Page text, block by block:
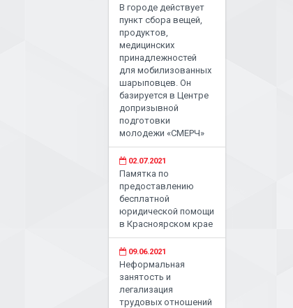
В городе действует
пункт сбора вещей,
продуктов,
медицинских
принадлежностей
для мобилизованных
шарыповцев. Он
базируется в Центре
допризывной
подготовки
молодежи «СМЕРЧ»
02.07.2021
Памятка по
предоставлению
бесплатной
юридической помощи
в Красноярском крае
09.06.2021
Неформальная
занятость и
легализация
трудовых отношений